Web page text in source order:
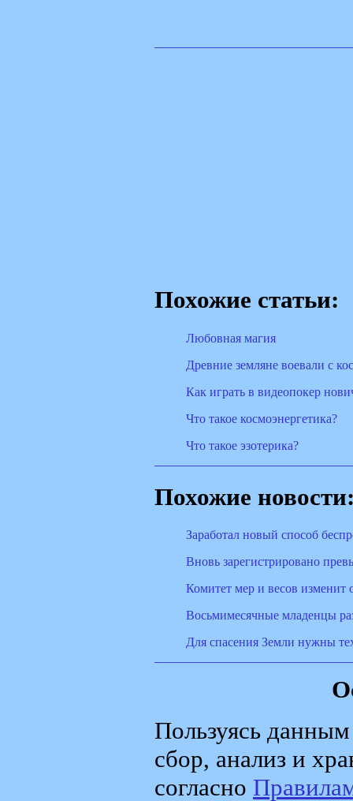
Похожие статьи:
Любовная магия
Древние земляне воевали с
Как играть в видеопокер
Что такое космоэнергетика?
Что такое эзотерика?
Похожие
Заработал новый способ
Вновь зарегистрировано
Комитет мер и весов изменит
Восьмимесячные младенцы
Для спасения Земли нужны
Пользуясь
сбор, анализ и
согласно